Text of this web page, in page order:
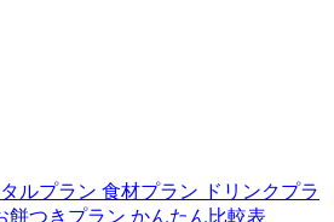
ルプラン 食材プラン ドリンクプラ
餅つきプラン かんたん比較表